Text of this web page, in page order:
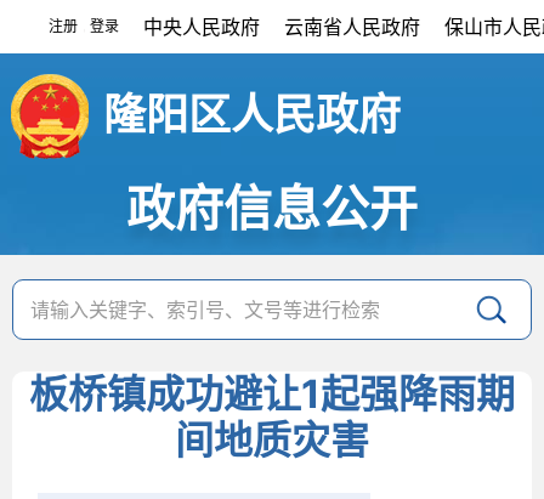
注册 登录 中央人民政府 云南省人民政府 保山市人
隆阳区人民政府
政府信息公开
板桥镇成功避让1起强降雨期
间地质灾害